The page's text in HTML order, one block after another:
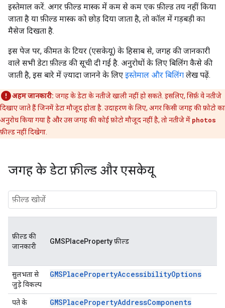
इस्तेमाल करें. अगर फ़ील्ड मास्क में कम से कम एक फ़ील्ड तय नहीं किया
जाता है या फ़ील्ड मास्क को छोड़ दिया जाता है, तो कॉल में गड़बड़ी का
मैसेज दिखता है.
इस पेज पर, कीमत के टियर (एसकेयू) के हिसाब से, जगह की जानकारी
वाले सभी डेटा फ़ील्ड की सूची दी गई है. अनुरोधों के लिए बिलिंग कैसे की
जाती है, इस बारे में ज़्यादा जानने के लिए इस्तेमाल और बिलिंग लेख पढ़ें.
अहम जानकारी: जगह के डेटा के नतीजे खाली नहीं हो सकते. इसलिए, सिर्फ़ वे नतीजे
दिखाए जाते हैं जिनमें डेटा मौजूद होता है. उदाहरण के लिए, अगर किसी जगह की फ़ोटो का
अनुरोध किया गया है और उस जगह की कोई फ़ोटो मौजूद नहीं है, तो नतीजे में photos
फ़ील्ड नहीं दिखेगा.
जगह के डेटा फ़ील्ड और एसकेयू
फ़ील्ड की
जानकारी
GMSPlaceProperty फ़ील्ड
सुलभता से
जुड़े विकल्प
GMSPlacePropertyAccessibilityOptions
पते के
GMSPlacePropertyAddressComponents